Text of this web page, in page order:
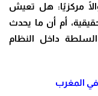
مركزيًا: هل تعيش
أم أن ما يحدث
داخل النظام
في المغرب